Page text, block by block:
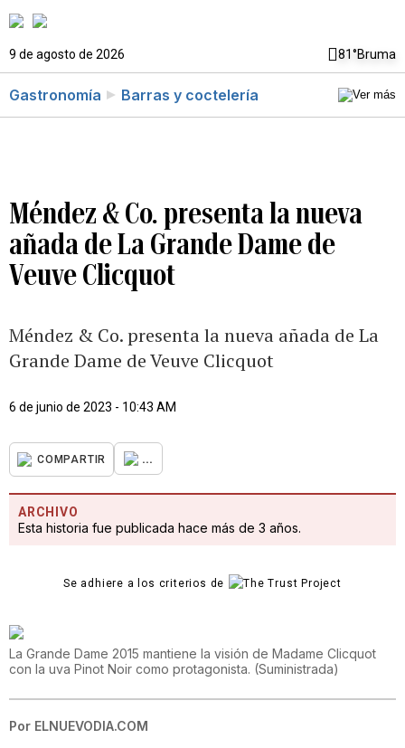
9 de agosto de 2026 81°Bruma
Gastronomía Barras y coctelería
Méndez & Co. presenta la nueva
añada de La Grande Dame de
Veuve Clicquot
Méndez & Co. presenta la nueva añada de La
Grande Dame de Veuve Clicquot
6 de junio de 2023 - 10:43 AM
COMPARTIR ...
ARCHIVO
Esta historia fue publicada hace más de 3 años.
Se adhiere a los criterios de
La Grande Dame 2015 mantiene la visión de Madame Clicquot
con la uva Pinot Noir como protagonista. (Suministrada)
Por ELNUEVODIA.COM